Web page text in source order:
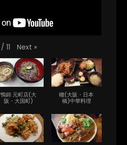
/ 11 Next »
鴨錦 元町店(大
阪・大国町)
轍(大阪・日本
橋)中華料理